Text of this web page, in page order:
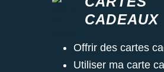
CADEAUX
Offrir des cartes
Utiliser ma carte